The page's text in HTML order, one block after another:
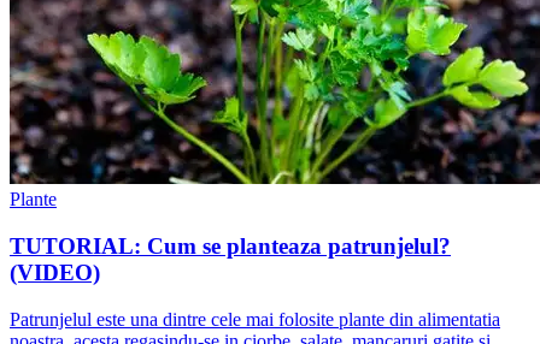
Plante
TUTORIAL: Cum se planteaza patrunjelul?
(VIDEO)
Patrunjelul este una dintre cele mai folosite plante din alimentatia